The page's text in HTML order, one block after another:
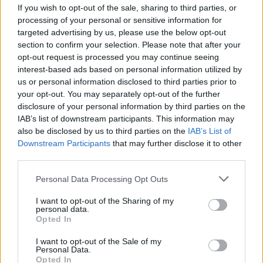
If you wish to opt-out of the sale, sharing to third parties, or
processing of your personal or sensitive information for
targeted advertising by us, please use the below opt-out
section to confirm your selection. Please note that after your
opt-out request is processed you may continue seeing
interest-based ads based on personal information utilized by
us or personal information disclosed to third parties prior to
your opt-out. You may separately opt-out of the further
disclosure of your personal information by third parties on the
IAB’s list of downstream participants. This information may
also be disclosed by us to third parties on the IAB’s List of
Downstream Participants that may further disclose it to other
Please note that this website/app uses one or more Google
not limited to your visit or usage behaviour. You may click to
grant or deny consent to Google and its third-party tags to
use your data for below specified purposes in below Google
consent section.
Personal Data Processing Opt Outs
I want to opt-out of the Sharing of my
personal data.
Opted In
I want to opt-out of the Sale of my
Personal Data.
Opted In
munkájára is szükség volt. A csupa tapasztalt
szakemberből álló stáb nem változott az első rész
óta:Tóth Tamás Boldizsárfordítása ésTóth Péter
Ákoshangmérnök felvételei nélkül nem kerülhetett
volna ilyen magasra a léc.
Jéger Zsomborróleddig is tudtuk, hogy korának
meghatározó színésze. Erőteljes jelenléte a
szinkronban egyaránt érvényesül, nem csoda, hogy
olyan filmeket és sorozatokat vitt el a már a vállán,
mint a Te vagy éppen a Villám. Míg az első résznek
pont az róttam fel egyik kritikámként, hogy Paul
Atreides (Timothy Chalamet) nem beszél eleget,
számára a kibontakozáshoz. Suttogó szerelmes,
konfrontatív gyermek, küzdő lázadó és karizmatikus
vezető egy személyben. Az egyik legemlékezetesebb
jelenetben Paul átadja magát a személyét övező
nyújt át a nézőnek, amely Jéger Zsombor